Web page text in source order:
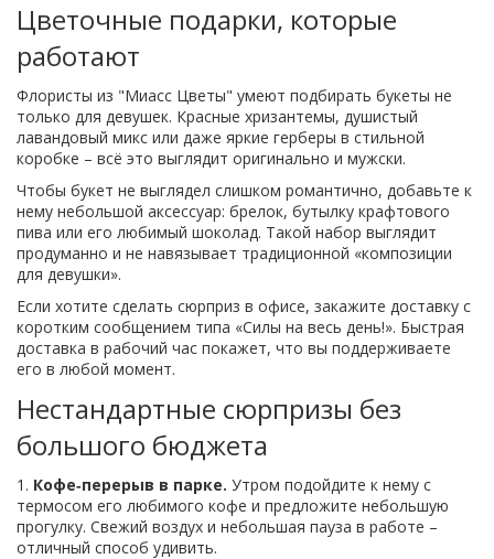
Цветочные подарки, которые
работают
Флористы из "Миасс Цветы" умеют подбирать букеты не
только для девушек. Красные хризантемы, душистый
лавандовый микс или даже яркие герберы в стильной
коробке – всё это выглядит оригинально и мужски.
Чтобы букет не выглядел слишком романтично, добавьте к
нему небольшой аксессуар: брелок, бутылку крафтового
пива или его любимый шоколад. Такой набор выглядит
продуманно и не навязывает традиционной «композиции
для девушки».
Если хотите сделать сюрприз в офисе, закажите доставку с
коротким сообщением типа «Силы на весь день!». Быстрая
доставка в рабочий час покажет, что вы поддерживаете
его в любой момент.
Нестандартные сюрпризы без
большого бюджета
1. Кофе‑перерыв в парке. Утром подойдите к нему с
термосом его любимого кофе и предложите небольшую
прогулку. Свежий воздух и небольшая пауза в работе –
отличный способ удивить.